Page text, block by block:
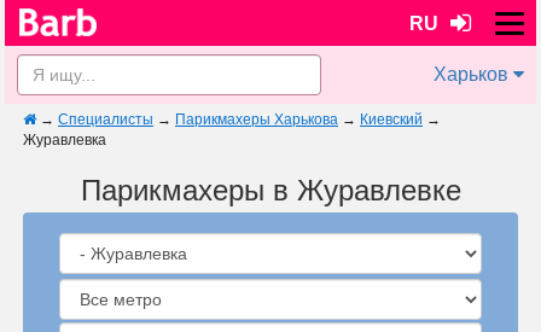
RU
Харьков
→ Специалисты → Парикмахеры Харькова → Киевский →
Журавлевка
Парикмахеры в Журавлевке